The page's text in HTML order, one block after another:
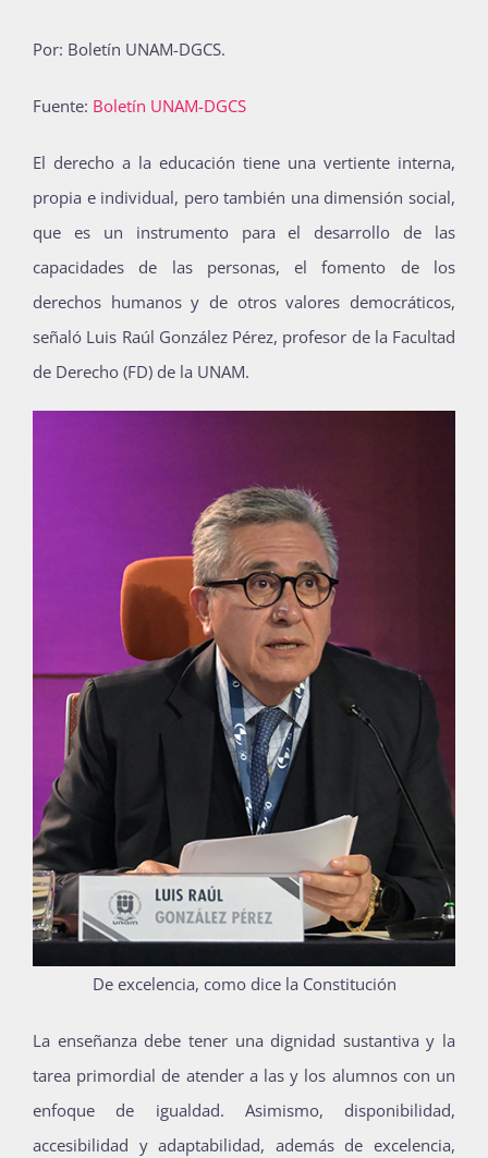
Por: Boletín UNAM-DGCS.
Fuente: Boletín UNAM-DGCS
El derecho a la educación tiene una vertiente interna,
propia e individual, pero también una dimensión social,
que es un instrumento para el desarrollo de las
capacidades de las personas, el fomento de los
derechos humanos y de otros valores democráticos,
señaló Luis Raúl González Pérez, profesor de la Facultad
de Derecho (FD) de la UNAM.
De excelencia, como dice la Constitución
La enseñanza debe tener una dignidad sustantiva y la
tarea primordial de atender a las y los alumnos con un
enfoque de igualdad. Asimismo, disponibilidad,
accesibilidad y adaptabilidad, además de excelencia,